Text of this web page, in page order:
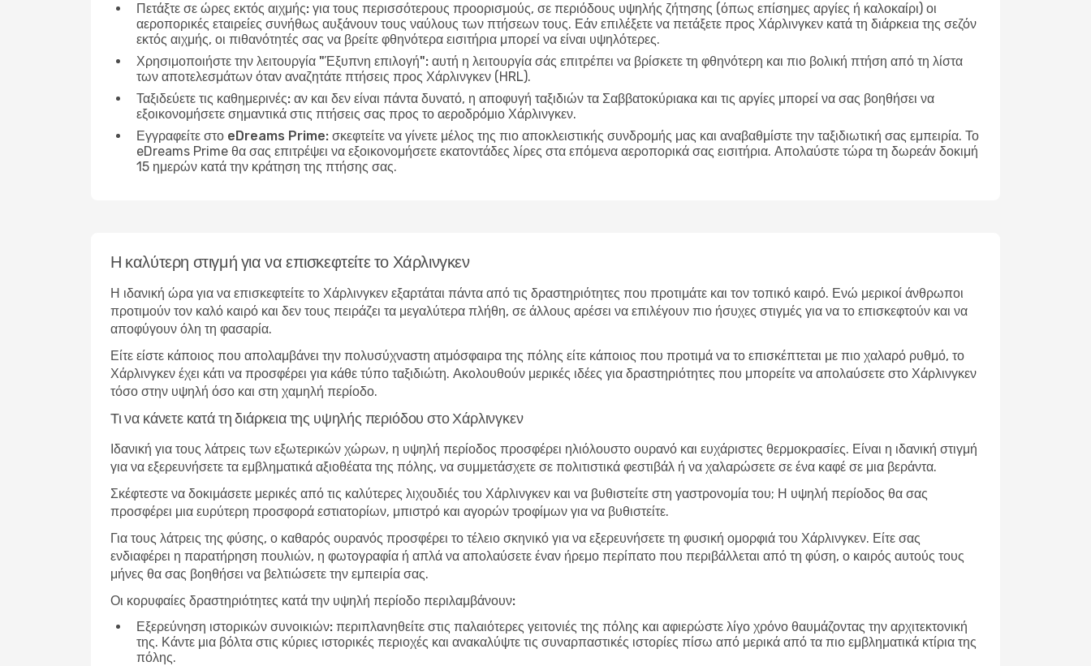
Πετάξτε σε ώρες εκτός αιχμής: για τους περισσότερους προορισμούς, σε περιόδους υψηλής ζήτησης (όπως επίσημες αργίες ή καλοκαίρι) οι
αεροπορικές εταιρείες συνήθως αυξάνουν τους ναύλους των πτήσεων τους. Εάν επιλέξετε να πετάξετε προς Χάρλινγκεν κατά τη διάρκεια της σεζόν
εκτός αιχμής, οι πιθανότητές σας να βρείτε φθηνότερα εισιτήρια μπορεί να είναι υψηλότερες.
Χρησιμοποιήστε την λειτουργία "Έξυπνη επιλογή": αυτή η λειτουργία σάς επιτρέπει να βρίσκετε τη φθηνότερη και πιο βολική πτήση από τη λίστα
των αποτελεσμάτων όταν αναζητάτε πτήσεις προς Χάρλινγκεν (HRL).
Ταξιδεύετε τις καθημερινές: αν και δεν είναι πάντα δυνατό, η αποφυγή ταξιδιών τα Σαββατοκύριακα και τις αργίες μπορεί να σας βοηθήσει να
εξοικονομήσετε σημαντικά στις πτήσεις σας προς το αεροδρόμιο Χάρλινγκεν.
Εγγραφείτε στο eDreams Prime: σκεφτείτε να γίνετε μέλος της πιο αποκλειστικής συνδρομής μας και αναβαθμίστε την ταξιδιωτική σας εμπειρία. Το
eDreams Prime θα σας επιτρέψει να εξοικονομήσετε εκατοντάδες λίρες στα επόμενα αεροπορικά σας εισιτήρια. Απολαύστε τώρα τη δωρεάν δοκιμή
15 ημερών κατά την κράτηση της πτήσης σας.
Η καλύτερη στιγμή για να επισκεφτείτε το Χάρλινγκεν
Η ιδανική ώρα για να επισκεφτείτε το Χάρλινγκεν εξαρτάται πάντα από τις δραστηριότητες που προτιμάτε και τον τοπικό καιρό. Ενώ μερικοί άνθρωποι
προτιμούν τον καλό καιρό και δεν τους πειράζει τα μεγαλύτερα πλήθη, σε άλλους αρέσει να επιλέγουν πιο ήσυχες στιγμές για να το επισκεφτούν και να
αποφύγουν όλη τη φασαρία.
Είτε είστε κάποιος που απολαμβάνει την πολυσύχναστη ατμόσφαιρα της πόλης είτε κάποιος που προτιμά να το επισκέπτεται με πιο χαλαρό ρυθμό, το
Χάρλινγκεν έχει κάτι να προσφέρει για κάθε τύπο ταξιδιώτη. Ακολουθούν μερικές ιδέες για δραστηριότητες που μπορείτε να απολαύσετε στο Χάρλινγκεν
τόσο στην υψηλή όσο και στη χαμηλή περίοδο.
Τι να κάνετε κατά τη διάρκεια της υψηλής περιόδου στο Χάρλινγκεν
Ιδανική για τους λάτρεις των εξωτερικών χώρων, η υψηλή περίοδος προσφέρει ηλιόλουστο ουρανό και ευχάριστες θερμοκρασίες. Είναι η ιδανική στιγμή
για να εξερευνήσετε τα εμβληματικά αξιοθέατα της πόλης, να συμμετάσχετε σε πολιτιστικά φεστιβάλ ή να χαλαρώσετε σε ένα καφέ σε μια βεράντα.
Σκέφτεστε να δοκιμάσετε μερικές από τις καλύτερες λιχουδιές του Χάρλινγκεν και να βυθιστείτε στη γαστρονομία του; Η υψηλή περίοδος θα σας
προσφέρει μια ευρύτερη προσφορά εστιατορίων, μπιστρό και αγορών τροφίμων για να βυθιστείτε.
Για τους λάτρεις της φύσης, ο καθαρός ουρανός προσφέρει το τέλειο σκηνικό για να εξερευνήσετε τη φυσική ομορφιά του Χάρλινγκεν. Είτε σας
ενδιαφέρει η παρατήρηση πουλιών, η φωτογραφία ή απλά να απολαύσετε έναν ήρεμο περίπατο που περιβάλλεται από τη φύση, ο καιρός αυτούς τους
μήνες θα σας βοηθήσει να βελτιώσετε την εμπειρία σας.
Οι κορυφαίες δραστηριότητες κατά την υψηλή περίοδο περιλαμβάνουν:
Εξερεύνηση ιστορικών συνοικιών: περιπλανηθείτε στις παλαιότερες γειτονιές της πόλης και αφιερώστε λίγο χρόνο θαυμάζοντας την αρχιτεκτονική
της. Κάντε μια βόλτα στις κύριες ιστορικές περιοχές και ανακαλύψτε τις συναρπαστικές ιστορίες πίσω από μερικά από τα πιο εμβληματικά κτίρια της
πόλης.